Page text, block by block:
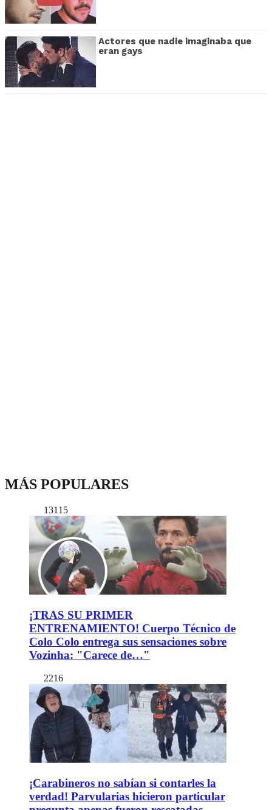
Actores que nadie imaginaba que
eran gays
MÁS POPULARES
13115
¡TRAS SU PRIMER
ENTRENAMIENTO! Cuerpo Técnico de
Colo Colo entrega sus sensaciones sobre
Vozinha: "Carece de…"
2216
¡Carabineros no sabían si contarles la
verdad! Parvularias hicieron particular